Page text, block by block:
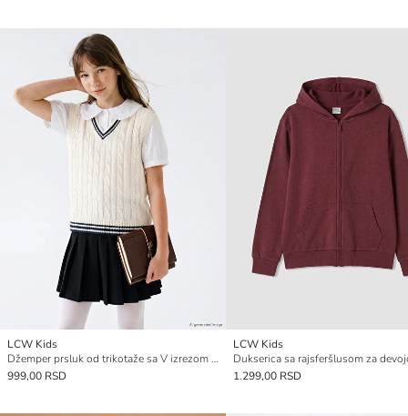
LCW Kids
Džemper prsluk od trikotaže sa V izrezom za devojčice
999,00 RSD
LCW Kids
1.299,00 RSD